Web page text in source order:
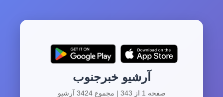
آرشیو خبرجنوب
صفحه 1 از 343 | مجموع 3424 آرشیو